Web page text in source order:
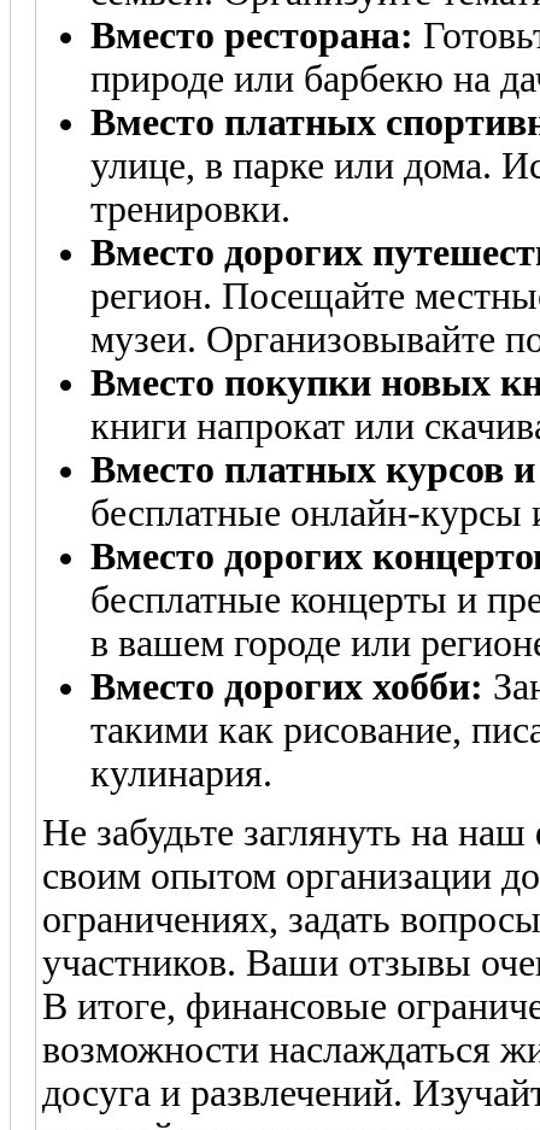
Вместо ресторана:
природе или барбекю на
Вместо платных
улице, в парке или дома.
тренировки.
Вместо дорогих
регион. Посещайте
музеи. Организовывайте
Вместо покупки новых
книги напрокат или
Вместо платных курсов
бесплатные онлайн-курсы
Вместо дорогих
бесплатные концерты и
в вашем городе или
Вместо дорогих хобби:
такими как рисование,
кулинария.
Не забудьте заглянуть на
своим опытом организации
ограничениях, задать
участников. Ваши отзывы
В итоге, финансовые
возможности наслаждаться
досуга и развлечений.